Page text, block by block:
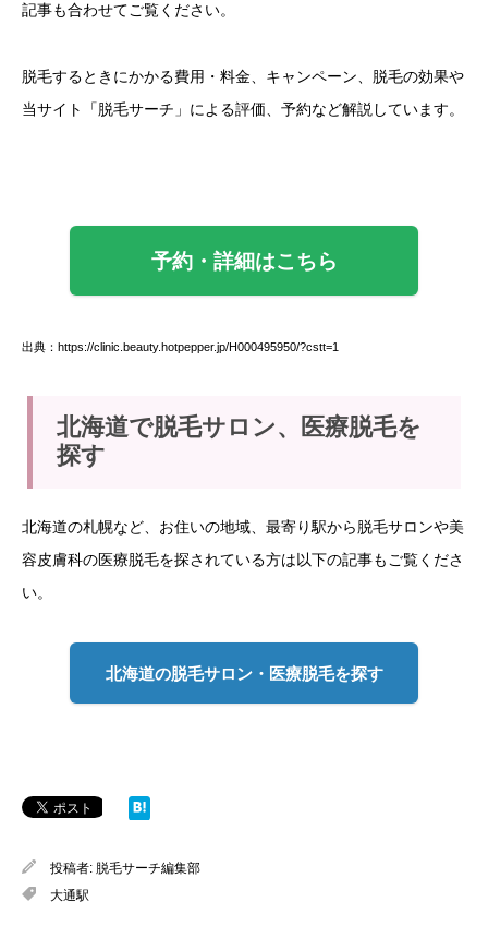
記事も合わせてご覧ください。
脱毛するときにかかる費用・料金、キャンペーン、脱毛の効果や
当サイト「脱毛サーチ」による評価、予約など解説しています。
予約・詳細はこちら
出典：https://clinic.beauty.hotpepper.jp/H000495950/?cstt=1
北海道で脱毛サロン、医療脱毛を
探す
北海道の札幌など、お住いの地域、最寄り駅から脱毛サロンや美
容皮膚科の医療脱毛を探されている方は以下の記事もご覧くださ
い。
北海道の脱毛サロン・医療脱毛を探す
投稿者: 脱毛サーチ編集部
大通駅